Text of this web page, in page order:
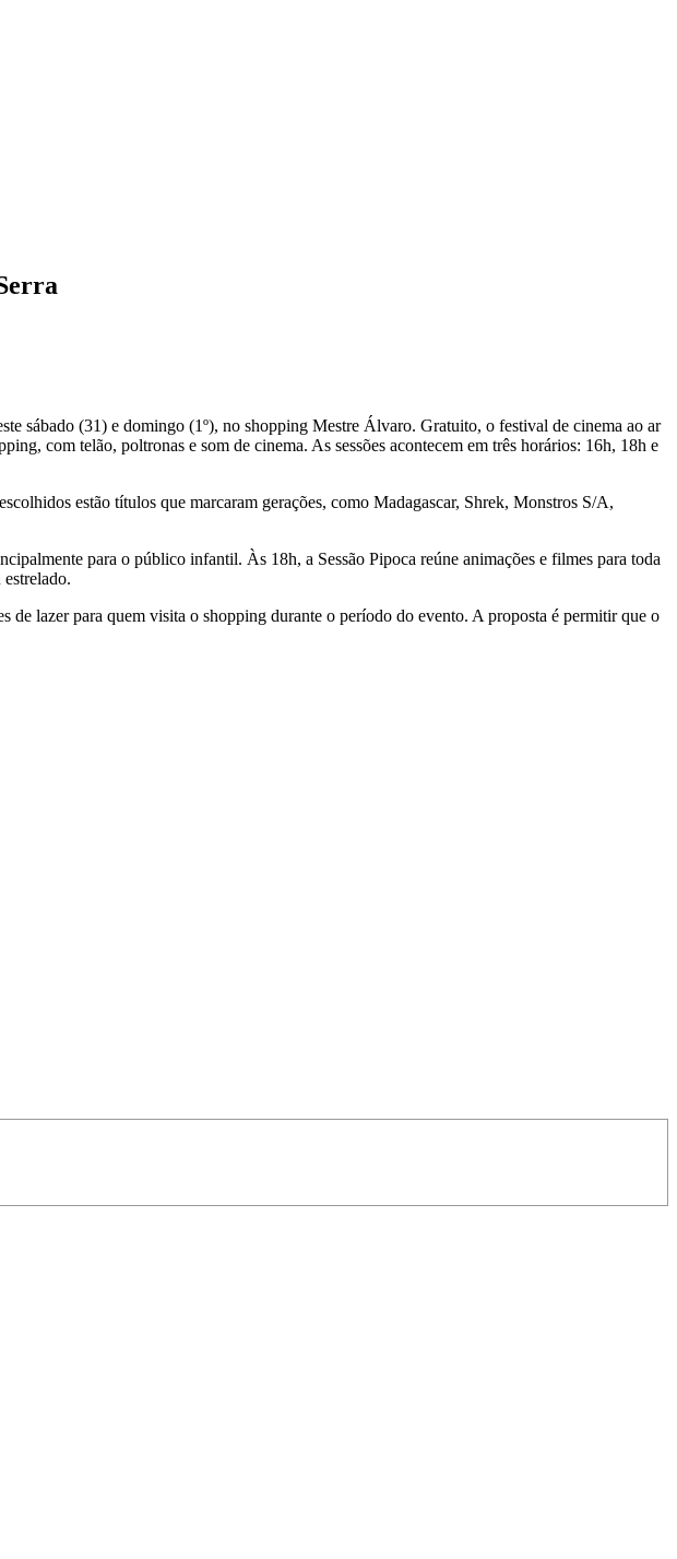
sábado (31) e domingo (1º), no shopping Mestre Álvaro. Gratuito, o festival de cinema ao ar
com telão, poltronas e som de cinema. As sessões acontecem em três horários: 16h, 18h e
estão títulos que marcaram gerações, como Madagascar, Shrek, Monstros S/A,
para o público infantil. Às 18h, a Sessão Pipoca reúne animações e filmes para toda
lazer para quem visita o shopping durante o período do evento. A proposta é permitir que o